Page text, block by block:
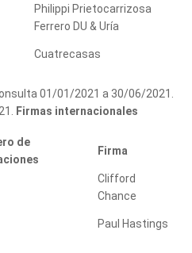
¿Cómo
ayudar?
Philippi Prietocarrizosa
Ferrero DU & Uría
Cuatrecasas
01/01/2021 a 30/06/2021.
Firmas internacionales
de
Firma
Clifford
Chance
Paul Hastings